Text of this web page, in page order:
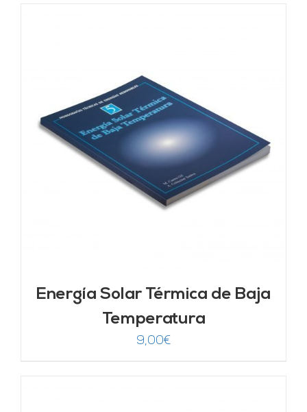
Energía Solar Térmica de Baja
Temperatura
9,00€